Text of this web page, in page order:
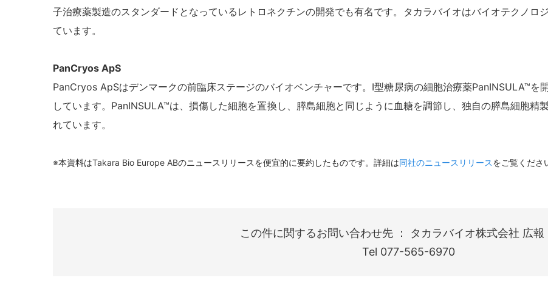
子治療薬製造のスタンダードとなっているレトロネクチンの開発でも有名です。タカラバイオはバイオテクノロ
ています。
PanCryos ApS
PanCryos ApSはデンマークの前臨床ステージのバイオベンチャーです。Ⅰ型糖尿病の細胞治療薬PanINSULA™を
しています。PanINSULA™は、損傷した細胞を置換し、膵島細胞と同じように血糖を調節し、独自の膵島細胞精
れています。
※本資料はTakara Bio Europe ABのニュースリリースを便宜的に要約したものです。詳細は同社のニュースリリースをご覧くださ
この件に関するお問い合わせ先 ： タカラバイオ株式会社 広報
Tel 077-565-6970